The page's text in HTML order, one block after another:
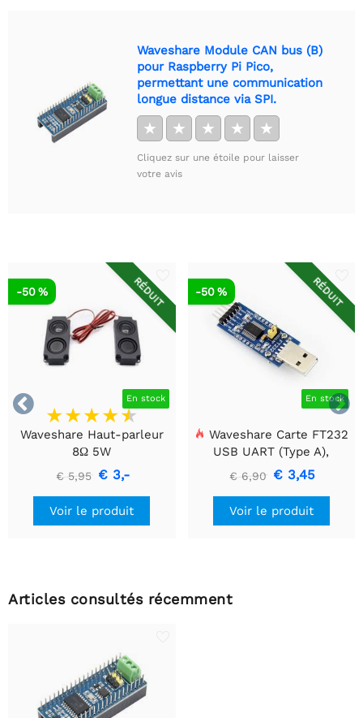
Waveshare Module CAN bus (B)
pour Raspberry Pi Pico,
permettant une communication
longue distance via SPI.
★ ★ ★ ★ ★
Cliquez sur une étoile pour laisser
votre avis


RÉDUIT
En stock
-50 %
Waveshare Haut-parleur
8Ω 5W
€ 5,95 € 3,-
Voir le produit
RÉDUIT
En stock
-50 %
Waveshare Carte FT232
USB UART (Type A),
Module de communication
USB vers TTL (UART)
€ 6,90 € 3,45
Voir le produit
Articles consultés récemment